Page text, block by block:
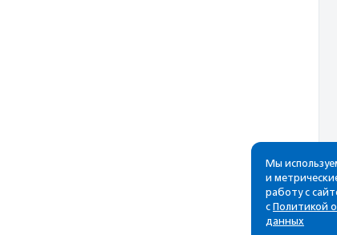
Мы
и
работу с
с Политикой
данных